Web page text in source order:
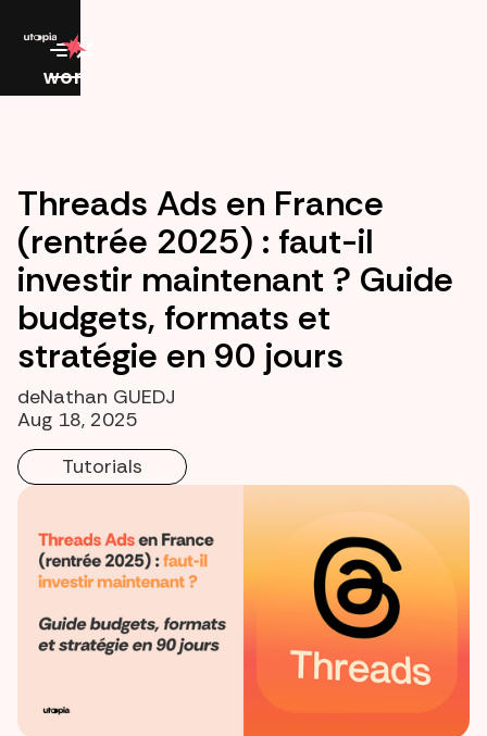
work
Threads Ads en France
(rentrée 2025) : faut-il
investir maintenant ? Guide
budgets, formats et
stratégie en 90 jours
deNathan GUEDJ
Aug 18, 2025
Tutorials